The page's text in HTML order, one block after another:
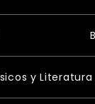
y Literatura